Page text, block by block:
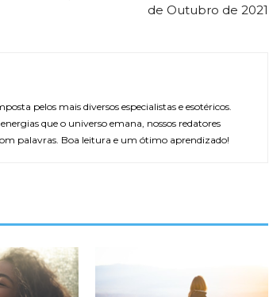
de Outubro de 2021
pelos mais diversos especialistas e esotéricos.
que o universo emana, nossos redatores
palavras. Boa leitura e um ótimo aprendizado!